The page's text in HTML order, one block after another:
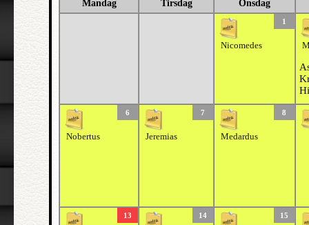
Mandag Tirsdag Onsdag
1
Nicomedes
6
Nobertus
7
Jeremias
8
Medardus
13 14 15